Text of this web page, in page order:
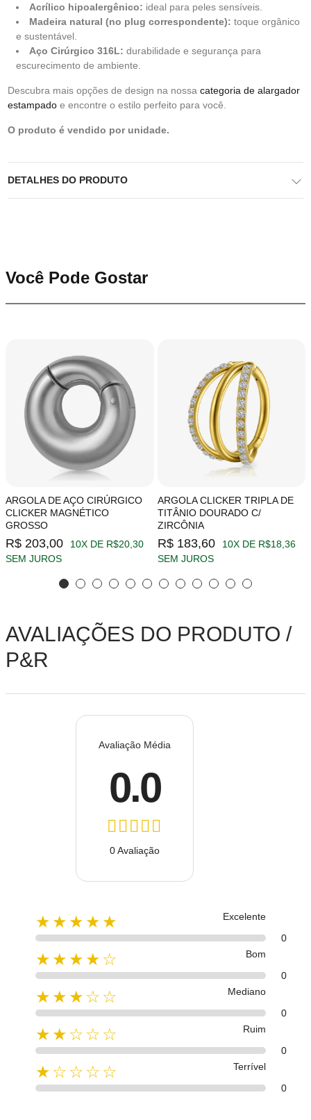
Acrílico hipoalergênico: ideal para peles sensíveis.
Madeira natural (no plug correspondente): toque orgânico
e sustentável.
Aço Cirúrgico 316L: durabilidade e segurança para
escurecimento de ambiente.
Descubra mais opções de design na nossa categoria de alargador
estampado e encontre o estilo perfeito para você.
O produto é vendido por unidade.
DETALHES DO PRODUTO
Você Pode Gostar
ARGOLA DE AÇO CIRÚRGICO
CLICKER MAGNÉTICO
GROSSO
R$ 203,00
10X DE R$20,30
SEM JUROS
ARGOLA CLICKER TRIPLA DE
TITÂNIO DOURADO C/
ZIRCÔNIA
R$ 183,60
10X DE R$18,36
SEM JUROS
AVALIAÇÕES DO PRODUTO /
P&R
Avaliação Média
0.0
0 Avaliação
★★★★★
Excelente
0
★★★★☆
Bom
0
★★★☆☆
Mediano
0
★★☆☆☆
Ruim
0
★☆☆☆☆
Terrível
0